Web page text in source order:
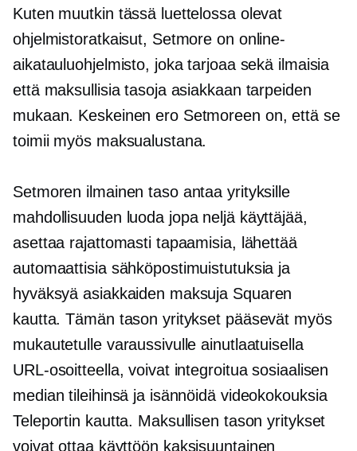
Kuten muutkin tässä luettelossa olevat
ohjelmistoratkaisut, Setmore on online-
aikatauluohjelmisto, joka tarjoaa sekä ilmaisia ​​
että maksullisia tasoja asiakkaan tarpeiden
mukaan. Keskeinen ero Setmoreen on, että se
toimii myös maksualustana.
Setmoren ilmainen taso antaa yrityksille
mahdollisuuden luoda jopa neljä käyttäjää,
asettaa rajattomasti tapaamisia, lähettää
automaattisia sähköpostimuistutuksia ja
hyväksyä asiakkaiden maksuja Squaren
kautta. Tämän tason yritykset pääsevät myös
mukautetulle varaussivulle ainutlaatuisella
URL-osoitteella, voivat integroitua sosiaalisen
median tileihinsä ja isännöidä videokokouksia
Teleportin kautta. Maksullisen tason yritykset
voivat ottaa käyttöön kaksisuuntainen